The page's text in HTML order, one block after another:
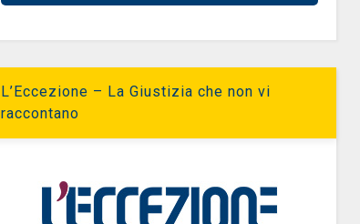
L’Eccezione – La Giustizia che non vi
raccontano